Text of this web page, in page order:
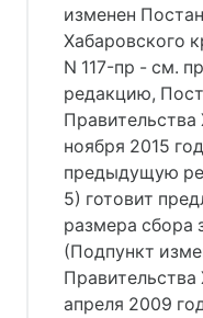
изменен
Хабаровского
N 117-пр - см.
редакцию,
Правительства
ноября 2015
предыдущую
5) готовит
размера сбора
(Подпункт
Правительства
апреля 2009